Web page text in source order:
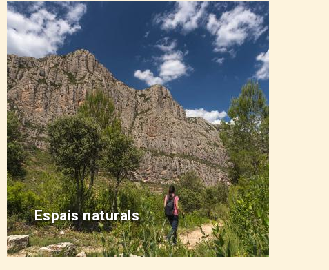
Espais naturals